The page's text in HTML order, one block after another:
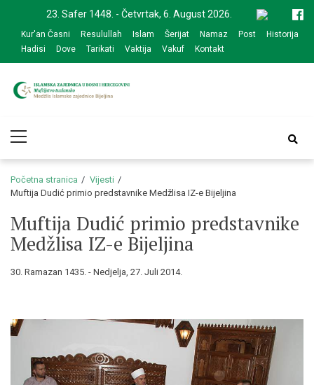
navigation
content
23. Safer 1448. - Četvrtak, 6. August 2026.
Kur'an Časni Resulullah Islam Šerijat Namaz Post
Historija
Hadisi
Dove Tarikati Vaktija Vakuf Kontakt
zajednice Bijeljina
Menu
Početna stranica
Vijesti
Muftija Dudić primio predstavnike Medžlisa IZ-e Bijeljina
Muftija Dudić primio predstavnike
Medžlisa IZ-e Bijeljina
30. Ramazan 1435. - Nedjelja, 27. Juli 2014.